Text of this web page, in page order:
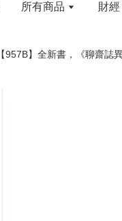
所有商品 財
【957B】全新書，《聊齋